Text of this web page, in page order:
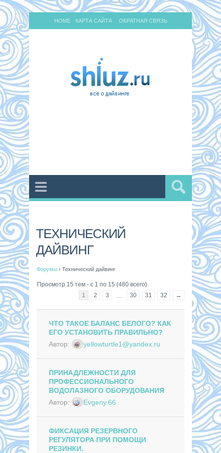
HOME КАРТА САЙТА ОБРАТНАЯ СВЯЗЬ
ТЕХНИЧЕСКИЙ
ДАЙВИНГ
Форумы › Технический дайвинг
Просмотр 15 тем - с 1 по 15 (480 всего)
1
2 3 30 31 32 →
ЧТО ТАКОЕ БАЛАНС БЕЛОГО? КАК
ЕГО УСТАНОВИТЬ ПРАВИЛЬНО?
Автор:
yellowturtle1@yandex.ru
ПРИНАДЛЕЖНОСТИ ДЛЯ
ПРОФЕССИОНАЛЬНОГО
ВОДОЛАЗНОГО ОБОРУДОВАНИЯ
Автор:
Evgeny.66
ФИКСАЦИЯ РЕЗЕРВНОГО
РЕГУЛЯТОРА ПРИ ПОМОЩИ
РЕЗИНКИ.